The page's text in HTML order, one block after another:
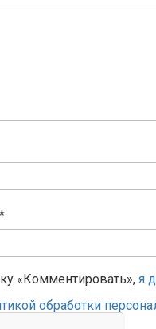
«Комментировать», я
обработки